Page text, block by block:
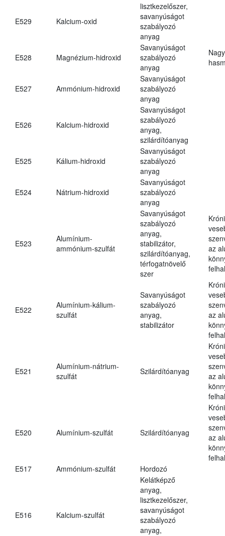
E529 Kalcium-oxid
lisztkezelőszer,
savanyúságot
szabályozó
anyag
E528 Magnézium-hidroxid
Savanyúságot
szabályozó
anyag
E527 Ammónium-hidroxid
Savanyúságot
szabályozó
anyag
E526 Kalcium-hidroxid
Savanyúságot
szabályozó
anyag,
szilárdítóanyag
E525 Kálium-hidroxid
Savanyúságot
szabályozó
anyag
E524 Nátrium-hidroxid
Savanyúságot
szabályozó
anyag
E523
Alumínium-
ammónium-szulfát
Savanyúságot
szabályozó
anyag,
stabilizátor,
szilárdítóanyag,
térfogatnövelő
szer
az
E522
Alumínium-kálium-
szulfát
Savanyúságot
szabályozó
anyag,
stabilizátor
az
E521
Alumínium-nátrium-
szulfát
Szilárdítóanyag
az
E520 Alumínium-szulfát Szilárdítóanyag
az
E517
Ammónium-szulfát Hordozó
E516 Kalcium-szulfát
Kelátképző
anyag,
lisztkezelőszer,
savanyúságot
szabályozó
anyag,